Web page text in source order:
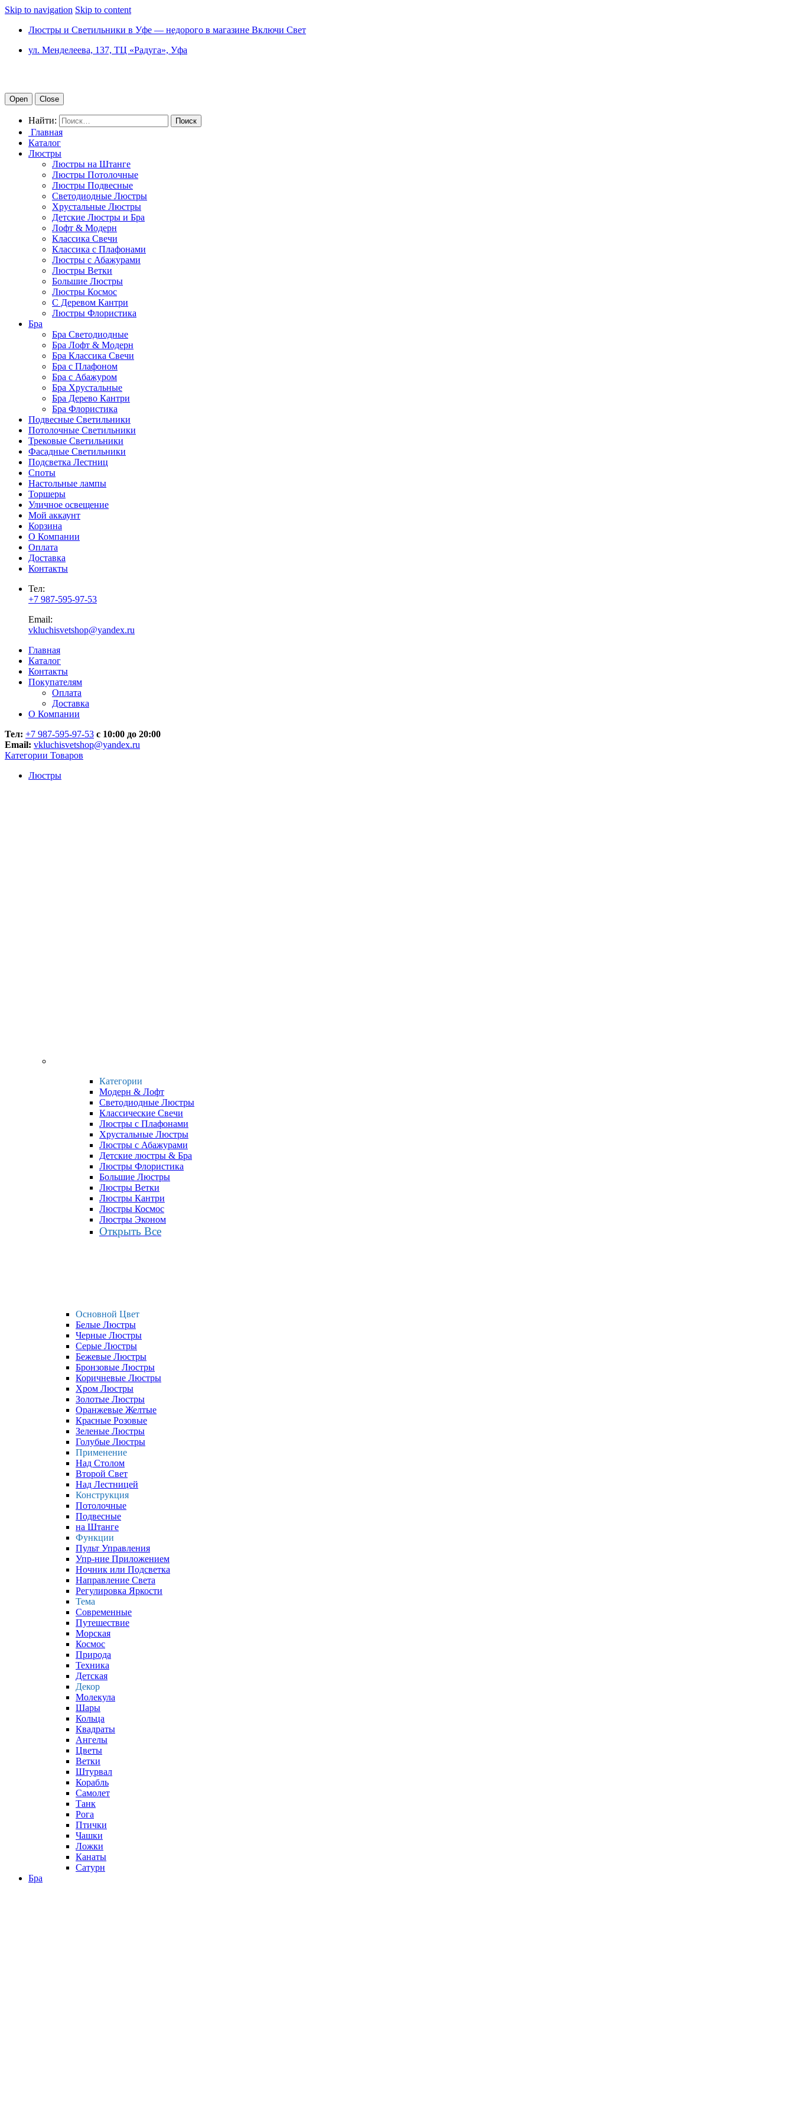
Skip to navigation Skip to content
Люстры и Светильники в Уфе — недорого в магазине Включи Свет
ул. Менделеева, 137, ТЦ «Радуга», Уфа
Open Close
Найти:
Главная
Каталог
Люстры
Люстры на Штанге
Люстры Потолочные
Люстры Подвесные
Светодиодные Люстры
Хрустальные Люстры
Детские Люстры и Бра
Лофт & Модерн
Классика Свечи
Классика с Плафонами
Люстры с Абажурами
Люстры Ветки
Большие Люстры
Люстры Космос
С Деревом Кантри
Люстры Флористика
Бра
Бра Светодиодные
Бра Лофт & Модерн
Бра Классика Свечи
Бра с Плафоном
Бра с Абажуром
Бра Хрустальные
Бра Дерево Кантри
Бра Флористика
Подвесные Светильники
Потолочные Светильники
Трековые Светильники
Фасадные Светильники
Подсветка Лестниц
Споты
Настольные лампы
Торшеры
Уличное освещение
Мой аккаунт
Корзина
О Компании
Оплата
Доставка
Контакты
Тел:
+7 987-595-97-53
Email:
vkluchisvetshop@yandex.ru
Главная
Каталог
Контакты
Покупателям
Оплата
Доставка
О Компании
Тел: +7 987-595-97-53 с 10:00 до 20:00
Email: vkluchisvetshop@yandex.ru
Категории Товаров
Люстры
Категории
Модерн & Лофт
Светодиодные Люстры
Классические Свечи
Люстры с Плафонами
Хрустальные Люстры
Люстры с Абажурами
Детские люстры & Бра
Люстры Флористика
Большие Люстры
Люстры Ветки
Люстры Кантри
Люстры Космос
Люстры Эконом
Открыть Все
Основной Цвет
Белые Люстры
Черные Люстры
Серые Люстры
Бежевые Люстры
Бронзовые Люстры
Коричневые Люстры
Хром Люстры
Золотые Люстры
Оранжевые Желтые
Красные Розовые
Зеленые Люстры
Голубые Люстры
Применение
Над Столом
Второй Свет
Над Лестницей
Конструкция
Потолочные
Подвесные
на Штанге
Функции
Пульт Управления
Упр-ние Приложением
Ночник или Подсветка
Направление Света
Регулировка Яркости
Тема
Современные
Путешествие
Морская
Космос
Природа
Техника
Детская
Декор
Молекула
Шары
Кольца
Квадраты
Ангелы
Цветы
Ветки
Штурвал
Корабль
Самолет
Танк
Рога
Птички
Чашки
Ложки
Канаты
Сатурн
Бра